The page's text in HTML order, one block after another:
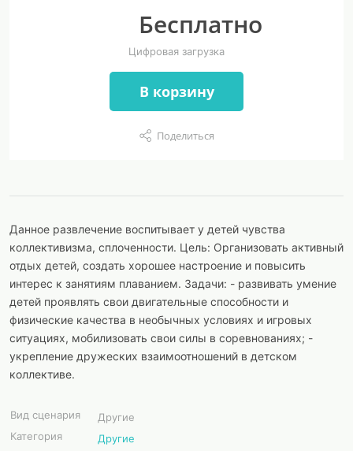
Бесплатно
Цифровая загрузка
В корзину
Поделиться
Данное развлечение воспитывает у детей чувства
коллективизма, сплоченности. Цель: Организовать активный
отдых детей, создать хорошее настроение и повысить
интерес к занятиям плаванием. Задачи: - развивать умение
детей проявлять свои двигательные способности и
физические качества в необычных условиях и игровых
ситуациях, мобилизовать свои силы в соревнованиях; -
укрепление дружеских взаимоотношений в детском
коллективе.
Вид сценария
Другие
Категория
Другие